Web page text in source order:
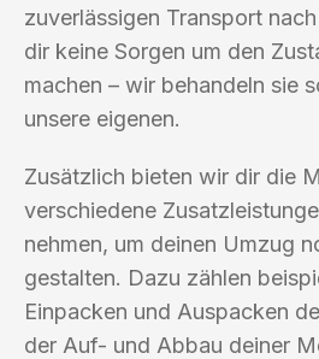
zuverlässigen Transport
dir keine Sorgen um den
machen – wir behandeln sie
unsere eigenen.
Zusätzlich bieten wir dir die
verschiedene
nehmen, um deinen Umzug
gestalten. Dazu zählen
Einpacken und Auspacken
der Auf- und Abbau deiner